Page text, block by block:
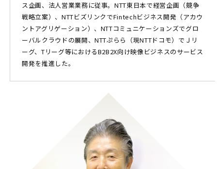
ス企画、法人営業業務に従事。NTT東日本で経営企画（競争
戦略立案）、NTTビズリンクでFintechビジネス開発（アカウ
ントアグリゲーション）、NTTコミュニケーションズでグロ
ーバルクラウドの展開、NTTぷらら（現NTTドコモ）でＪリ
ーグ、Tリーグ等におけるB2B2X向け映像ビジネスのサービス
開発を推進した。